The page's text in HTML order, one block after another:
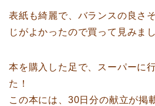
表紙も綺麗で、バランスの良さ
じがよかったので買って見みまし
本を購入した足で、スーパーに
た！
この本には、30日分の献立が掲